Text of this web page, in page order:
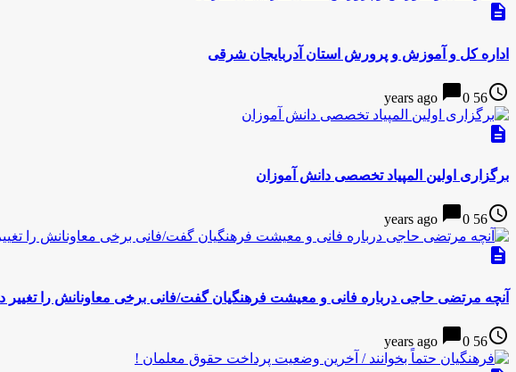
description
اداره کل و آموزش و پرورش استان آدربایجان شرقی
access_time
56 years ago
chat_bubble0
description
برگزاری اولین المپیاد تخصصی دانش آموزان
access_time
56 years ago
chat_bubble0
description
آنچه مرتضی حاجی درباره فانی و معیشت فرهنگیان گفت/فانی برخی معاونانش را
access_time
56 years ago
chat_bubble0